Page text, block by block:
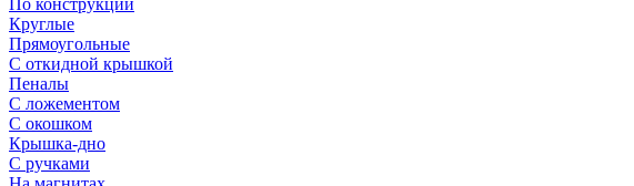
По конструкции
Круглые
Прямоугольные
С откидной крышкой
Пеналы
С ложементом
С окошком
Крышка-дно
С ручками